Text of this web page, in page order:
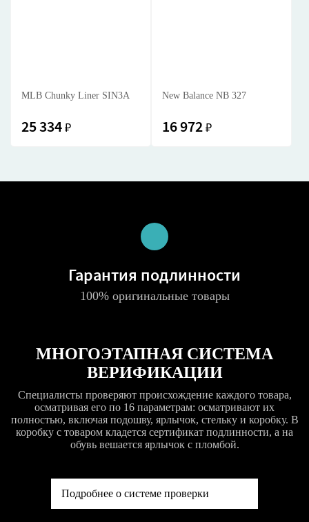
MLB Chunky Liner SIN3A
25 334 ₽
New Balance NB 327
16 972 ₽
Гарантия подлинности
100% оригинальные товары
МНОГОЭТАПНАЯ СИСТЕМА
ВЕРИФИКАЦИИ
Специалисты проверяют происхождение каждого товара,
осматривая его по 16 параметрам: осматривают их
полностью, включая подошву, ярлычок, стельку и коробку. В
коробку с товаром кладется сертификат подлинности, а на
обувь вешается ярлычок с пломбой.
Подробнее о системе проверки